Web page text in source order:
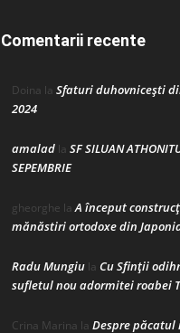
Comentarii recente
Doina la Sfaturi duhovnicești
2024
amalad la SF SILUAN
SEPEMBRIE
gheorghe laA început
mănăstiri ortodoxe din
Radu Mungiu la Cu Sfinții
sufletul nou adormitei roabei
Crina Marina la Despre